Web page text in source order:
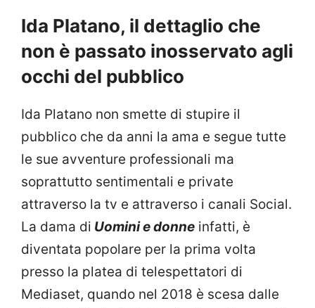
Ida Platano, il dettaglio che
non è passato inosservato agli
occhi del pubblico
Ida Platano non smette di stupire il
pubblico che da anni la ama e segue tutte
le sue avventure professionali ma
soprattutto sentimentali e private
attraverso la tv e attraverso i canali Social.
La dama di Uomini e donne infatti, è
diventata popolare per la prima volta
presso la platea di telespettatori di
Mediaset, quando nel 2018 è scesa dalle